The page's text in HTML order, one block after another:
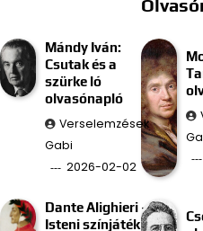
Mándy Iván:
Csutak és a
szürke ló
olvasónapló
Verselemzések
Gabi
2026-02-02
Dante Alighieri –
Isteni színjáték